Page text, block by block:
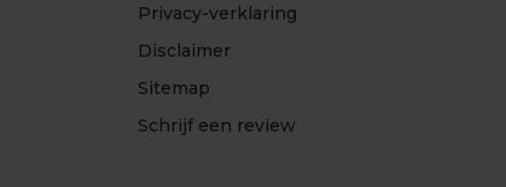
Privacy-verklaring
Disclaimer
Sitemap
Schrijf een review